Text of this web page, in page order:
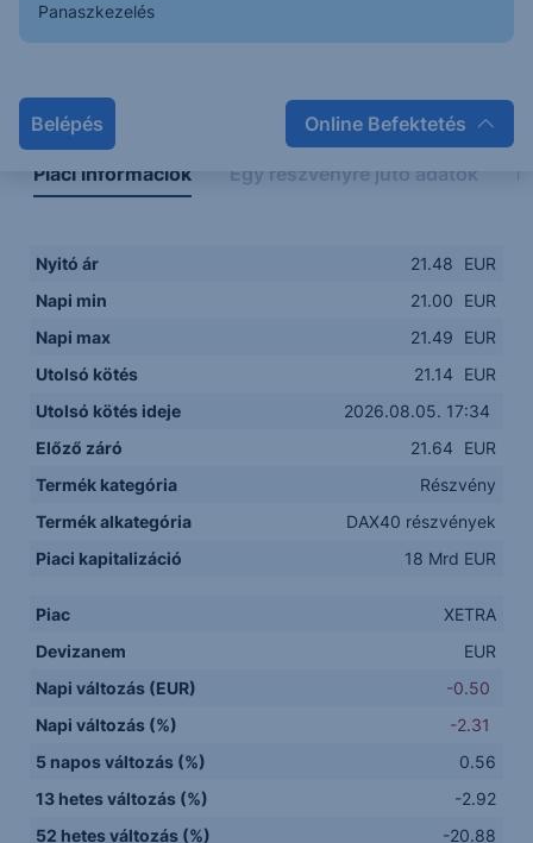
Panaszkezelés
Belépés Online Befektetés
Napon belüli Historikus
Piaci információk Egy részvényre jutó adatok
Nyitó ár 21.48
EUR
Napi min
21.00
EUR
Napi max
21.49
EUR
Utolsó kötés
21.14
EUR
Utolsó kötés ideje
2026.08.05. 17:34
Előző záró
21.64
EUR
Termék kategória
Részvény
Termék alkategória
DAX40 részvények
Piaci kapitalizáció
18 Mrd EUR
Piac
XETRA
Devizanem
EUR
Napi változás (EUR)
-0.50
Napi változás (%)
-2.31
5 napos változás (%)
0.56
13 hetes változás (%)
-2.92
52 hetes változás (%)
-20.88